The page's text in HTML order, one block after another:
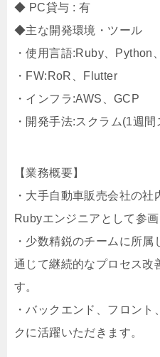
◆ PC貸与 : 有
◆主な開発環境・ツール
・使用言語:Ruby、Python
・FW:RoR、Flutter
・インフラ:AWS、GCP
・開発手法:スクラム(1週
【業務概要】
・大手自動車販売会社の
Rubyエンジニアとして参
・少数精鋭のチームに所
通じて継続的なプロセス改
す。
・バックエンド、フロン
クに活躍いただきます。